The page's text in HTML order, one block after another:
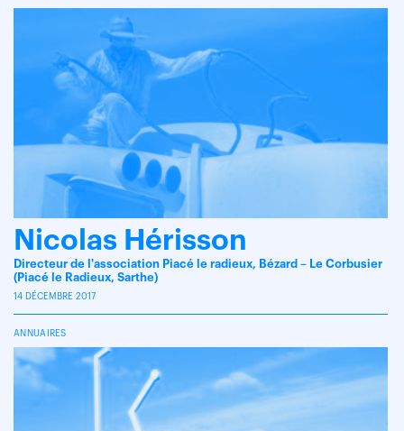
Nicolas Hérisson
Directeur de l'association Piacé le radieux, Bézard – Le Corbusier
(Piacé le Radieux, Sarthe)
14 DÉCEMBRE 2017
ANNUAIRES